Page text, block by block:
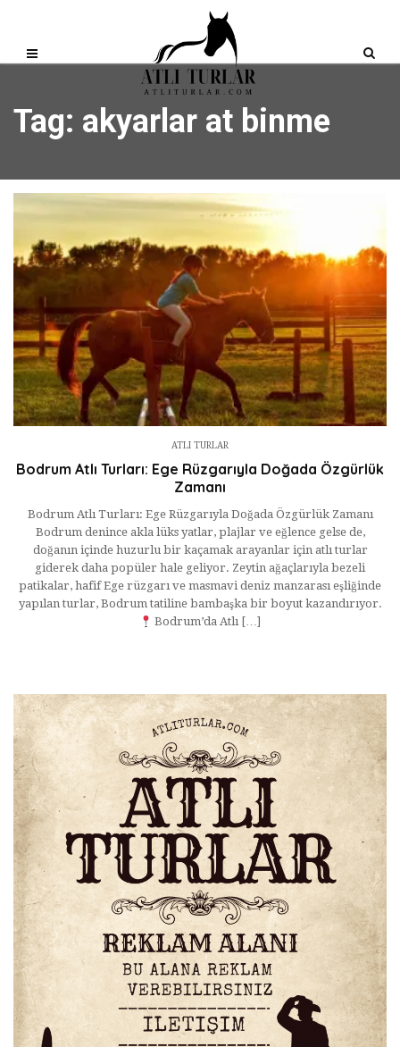
Tag: akyarlar at binme
ATLI TURLAR
Bodrum Atlı Turları: Ege Rüzgarıyla Doğada Özgürlük
Zamanı
Bodrum Atlı Turları: Ege Rüzgarıyla Doğada Özgürlük Zamanı
Bodrum denince akla lüks yatlar, plajlar ve eğlence gelse de,
doğanın içinde huzurlu bir kaçamak arayanlar için atlı turlar
giderek daha popüler hale geliyor. Zeytin ağaçlarıyla bezeli
patikalar, hafif Ege rüzgarı ve masmavi deniz manzarası eşliğinde
yapılan turlar, Bodrum tatiline bambaşka bir boyut kazandırıyor.
Bodrum’da Atlı […]